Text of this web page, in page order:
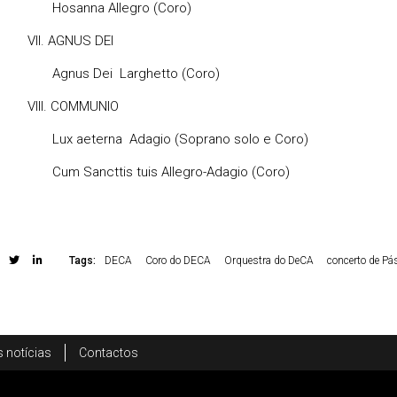
Allegro (Coro)
DEI
Dei Larghetto (Coro)
Adagio (Soprano solo e Coro)
Sancttis tuis Allegro-Adagio (Coro)
Tags: DECA Coro do DECA Orquestra do DeCA concerto de
notícias Contactos